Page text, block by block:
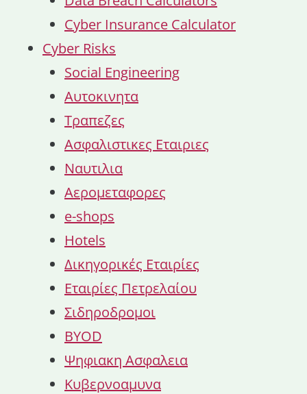
Cyber Insurance Calculator
Cyber Risks
Social Engineering
Αυτοκινητα
Τραπεζες
Ασφαλιστικες Εταιριες
Ναυτιλια
Αερομεταφορες
e-shops
Hotels
Δικηγορικές Εταιρίες
Εταιρίες Πετρελαίου
Σιδηροδρομοι
BYOD
Ψηφιακη Ασφαλεια
Κυβερνοαμυνα